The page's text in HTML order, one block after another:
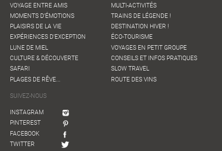
VOYAGE ENTRE AMIS
MOMENTS D'ÉMOTIONS
PLAISIRS DE LA VIE
EXPÉRIENCES D'EXCEPTION
LUNE DE MIEL
CULTURE & DÉCOUVERTE
SAFARI
PLAGES DE RÊVE...
MULTI-ACTIVITÉS
TRAINS DE LÉGENDE !
DESTINATION HIVER !
ÉCO-TOURISME
VOYAGES EN PETIT GROUPE
CONSEILS ET INFOS PRATIQUES
SLOW TRAVEL
ROUTE DES VINS
SUIVEZ-NOUS
INSTAGRAM
PINTEREST
FACEBOOK
TWITTER